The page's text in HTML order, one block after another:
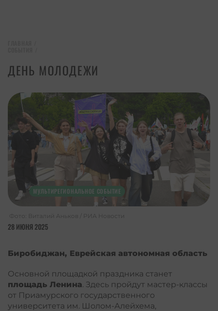
ДЕНЬ МОЛОДЕЖИ
МУЛЬТИРЕГИОНАЛЬНОЕ СОБЫТИЕ
28 ИЮНЯ 2025
Фото: Виталий Аньков / РИА Новости
Биробиджан, Еврейская автономная область
Основной площадкой праздника станет
площадь Ленина. Здесь пройдут мастер-классы
от Приамурского государственного
университета им. Шолом-Алейхема,